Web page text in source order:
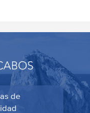
de